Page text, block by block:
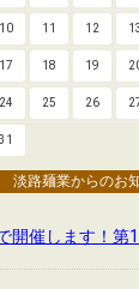
10 11 12 13
17 18 19
24 25 26
31
淡路麺業からのお
開催します！第